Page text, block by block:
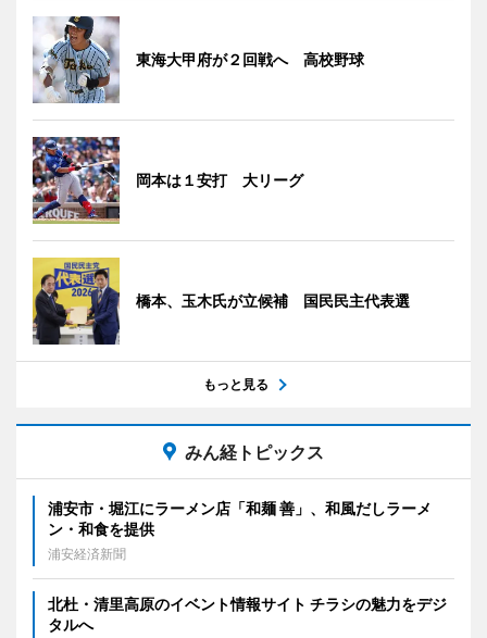
東海大甲府が２回戦へ 高校野球
岡本は１安打 大リーグ
橋本、玉木氏が立候補 国民民主代表選
もっと見る
みん経トピックス
浦安市・堀江にラーメン店「和麺 善」、和風だしラーメ
ン・和食を提供
浦安経済新聞
北杜・清里高原のイベント情報サイト チラシの魅力をデジ
タルへ